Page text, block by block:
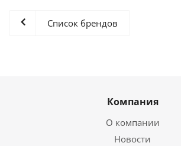
Список брендов
Компания
О компании
Новости